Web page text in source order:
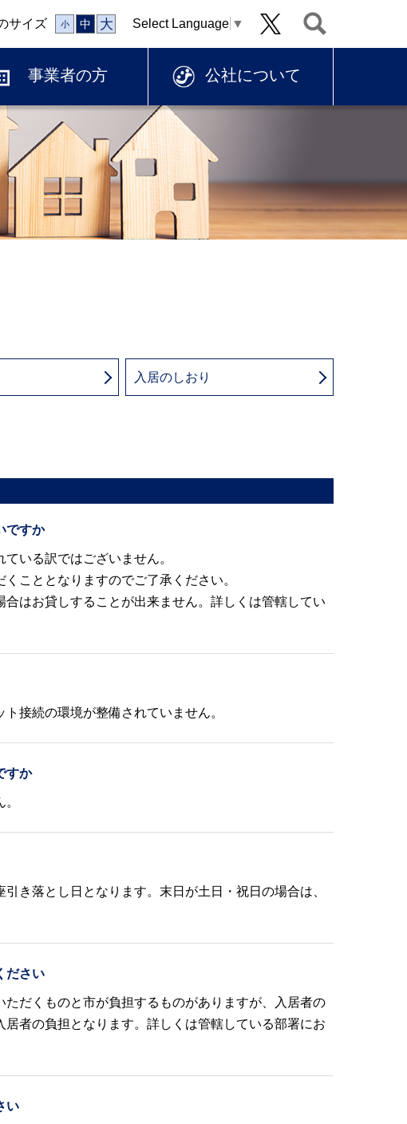
サイズ 小 中 大 Select Language ▼
事業者の方 公社について
入居のしおり
ですか
いる訳ではございません。
こととなりますのでご了承ください。
はお貸しすることが出来ません。詳しくは管轄してい
接続の環境が整備されていません。
すか
き落とし日となります。末日が土日・祝日の場合は、
ださい
だくものと市が負担するものがありますが、入居者の
者の負担となります。詳しくは管轄している部署にお
い